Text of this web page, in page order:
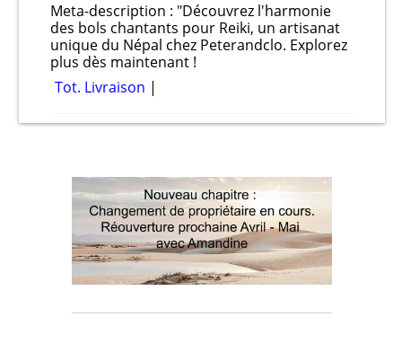
Meta-description : "Découvrez l'harmonie
des bols chantants pour Reiki, un artisanat
unique du Népal chez Peterandclo. Explorez
plus dès maintenant !
Tot. Livraison